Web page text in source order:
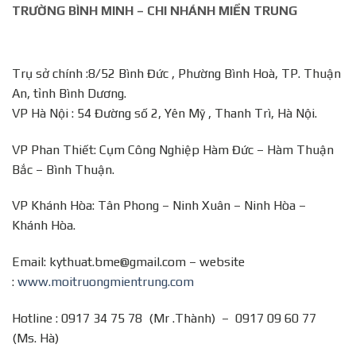
TRƯỜNG BÌNH MINH – CHI NHÁNH MIỀN TRUNG
Trụ sở chính :8/52 Bình Đức , Phường Bình Hoà, TP. Thuận
An, tỉnh Bình Dương.
VP Hà Nội : 54 Đường số 2, Yên Mỹ , Thanh Trì, Hà Nội.
VP Phan Thiết: Cụm Công Nghiệp Hàm Đức – Hàm Thuận
Bắc – Bình Thuận.
VP Khánh Hòa: Tân Phong – Ninh Xuân – Ninh Hòa –
Khánh Hòa.
Email: kythuat.bme@gmail.com – website
: www.moitruongmientrung.com
Hotline : 0917 34 75 78 (Mr .Thành) – 0917 09 60 77
(Ms. Hà)